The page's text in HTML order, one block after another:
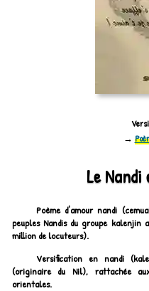
→
Le
Poème d'amour nandi
peuples Nandis du groupe
million de locuteurs).
Versification en nandi
(originaire du Nil), rattachée
orientales.